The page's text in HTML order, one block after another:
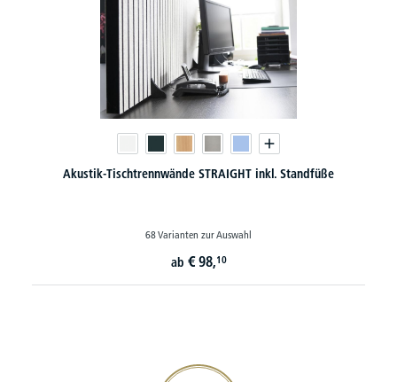
Akustik-Tischtrennwände STRAIGHT inkl. Standfüße
68 Varianten zur Auswahl
ab € 98,10
20€ Gutschein sichern